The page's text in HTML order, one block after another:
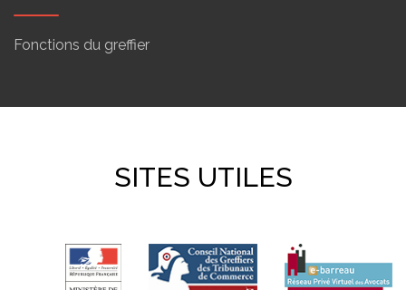
Fonctions du greffier
SITES UTILES